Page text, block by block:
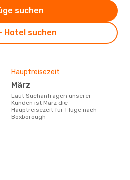
Hotel suchen
suchen
Hauptreisezeit
März
Laut Suchanfragen unserer
Kunden ist März die
Hauptreisezeit für Flüge nach
Boxborough